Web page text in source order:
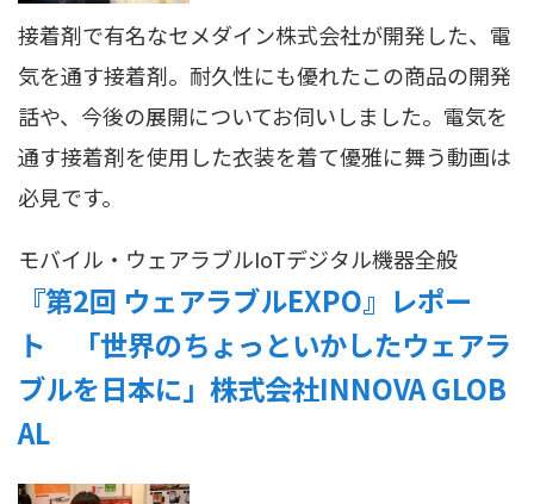
接着剤で有名なセメダイン株式会社が開発した、電
気を通す接着剤。耐久性にも優れたこの商品の開発
話や、今後の展開についてお伺いしました。電気を
通す接着剤を使用した衣装を着て優雅に舞う動画は
必見です。
モバイル・ウェアラブルIoTデジタル機器全般
『第2回 ウェアラブルEXPO』レポー
ト 「世界のちょっといかしたウェアラ
ブルを日本に」株式会社INNOVA GLOB
AL